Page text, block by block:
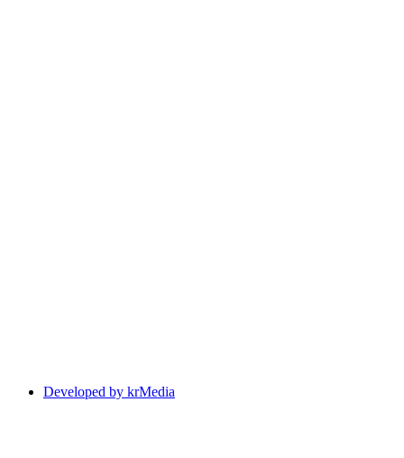
Developed by krMedia